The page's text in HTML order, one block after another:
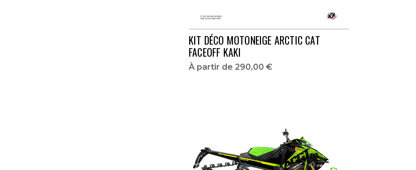
KIT DÉCO MOTONEIGE ARCTIC CAT
FACEOFF KAKI
À partir de 290,00 €